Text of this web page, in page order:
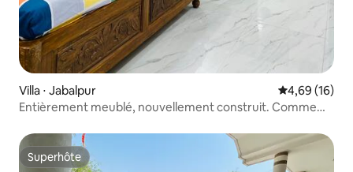
Villa ⋅ Jabalpur Évaluation
4,69 (16)
Entièrement meublé, nouvellement construit. Comme
Superhôte
Superhôte